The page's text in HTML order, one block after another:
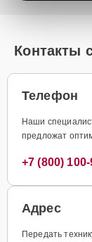
Контакты
Телефон
Наши
предложат
+7 (800)
Адрес
Передать